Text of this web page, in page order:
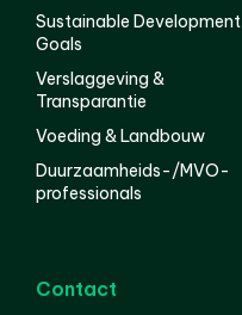
Sustainable Development
Goals
Verslaggeving &
Transparantie
Voeding & Landbouw
Duurzaamheids-/MVO-
professionals
Contact